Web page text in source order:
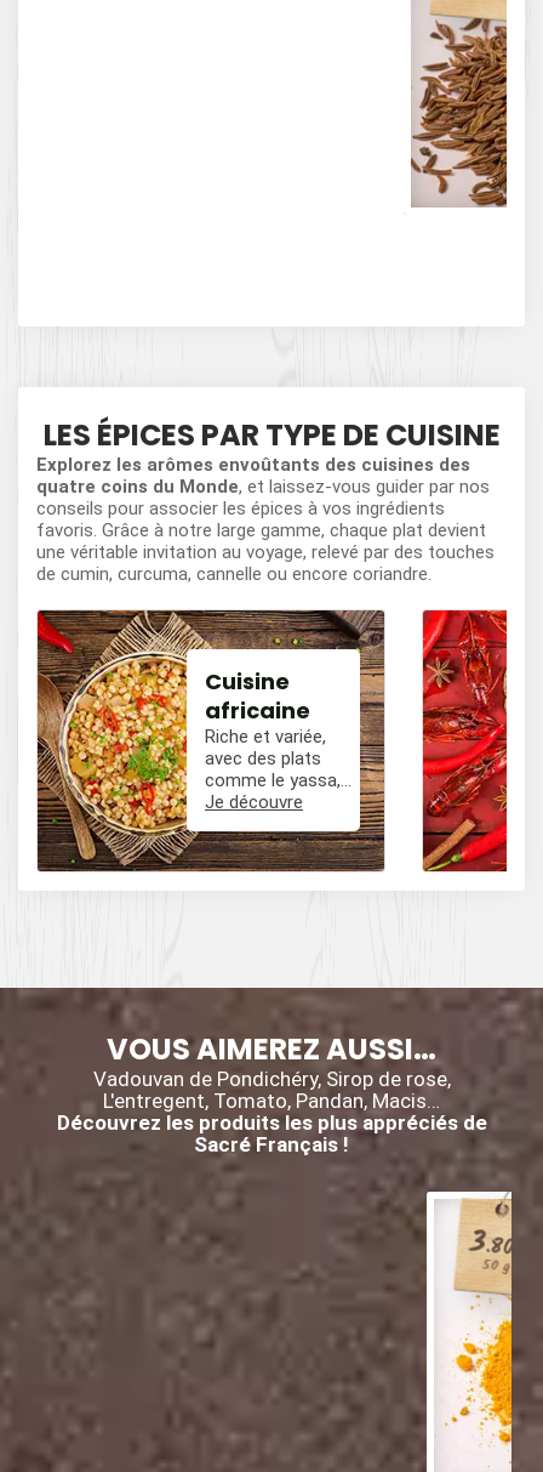
LES ÉPICES PAR TYPE DE CUISINE
Explorez les arômes envoûtants des cuisines des
quatre coins du Monde, et laissez-vous guider par nos
conseils pour associer les épices à vos ingrédients
favoris. Grâce à notre large gamme, chaque plat devient
une véritable invitation au voyage, relevé par des touches
de cumin, curcuma, cannelle ou encore coriandre.
Cuisine
africaine
Riche et variée,
avec des plats
comme le yassa,
le poulet mafé, et
épicées avec du
poivre, du cumin,
et des piments.
Je découvre
VOUS AIMEREZ AUSSI…
Vadouvan de Pondichéry, Sirop de rose,
L'entregent, Tomato, Pandan, Macis…
Découvrez les produits les plus appréciés de
Sacré Français !
3.80
50 g